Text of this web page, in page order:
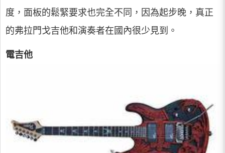
度，面板的鬆緊要求也完全不同，因為起步晚，真正
的弗拉門戈吉他和演奏者在國內很少見到。
電吉他